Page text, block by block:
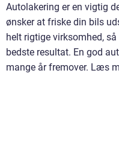
Autolakering er en vigtig
ønsker at friske din bils
helt rigtige virksomhed,
bedste resultat. En god
mange år fremover. Læs